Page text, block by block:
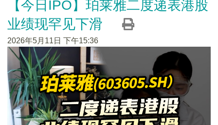
【今日IPO】珀莱雅二度递表港股
业绩现罕见下滑
2026年5月11日 下午15:36